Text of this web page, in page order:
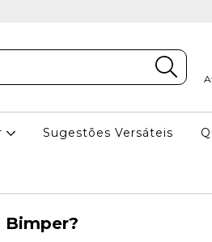
Sugestões Versáteis
Bimper?